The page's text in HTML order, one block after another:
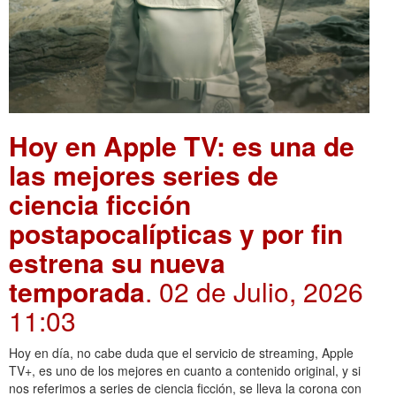
Hoy en Apple TV: es una de
las mejores series de
ciencia ficción
postapocalípticas y por fin
estrena su nueva
temporada. 02 de Julio, 2026
11:03
Hoy en día, no cabe duda que el servicio de streaming, Apple
TV+, es uno de los mejores en cuanto a contenido original, y si
nos referimos a series de ciencia ficción, se lleva la corona con